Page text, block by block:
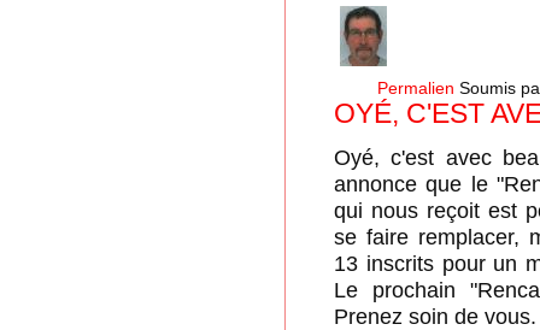
Permalien Soumis
OYÉ, C'EST
Oyé, c'est avec
annonce que le
qui nous reçoit est
se faire remplacer,
13 inscrits pour un
Le prochain
Prenez soin de vous.